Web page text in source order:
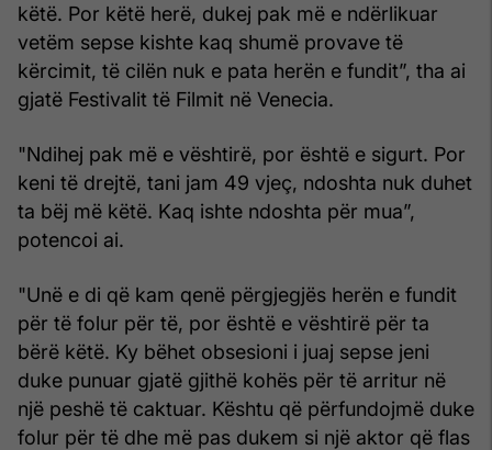
këtë. Por këtë herë, dukej pak më e ndërlikuar
vetëm sepse kishte kaq shumë provave të
kërcimit, të cilën nuk e pata herën e fundit”, tha ai
gjatë Festivalit të Filmit në Venecia.
"Ndihej pak më e vështirë, por është e sigurt. Por
keni të drejtë, tani jam 49 vjeç, ndoshta nuk duhet
ta bëj më këtë. Kaq ishte ndoshta për mua”,
potencoi ai.
"Unë e di që kam qenë përgjegjës herën e fundit
për të folur për të, por është e vështirë për ta
bërë këtë. Ky bëhet obsesioni i juaj sepse jeni
duke punuar gjatë gjithë kohës për të arritur në
një peshë të caktuar. Kështu që përfundojmë duke
folur për të dhe më pas dukem si një aktor që flas